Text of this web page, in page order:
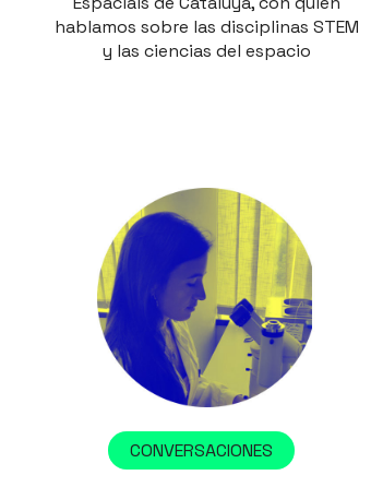
hablamos sobre las disciplinas STEM
y las ciencias del espacio
CONVERSACIONES